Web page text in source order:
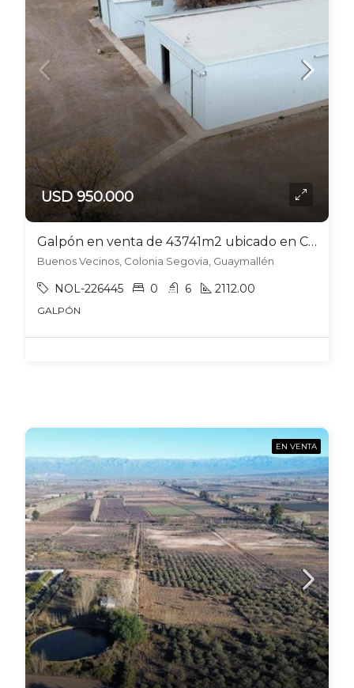
USD 950.000
Galpón en venta de 43741m2 ubicado en Colonia Segovia
Buenos Vecinos, Colonia Segovia, Guaymallén
NOL-226445 0 6 2112.00
GALPÓN
EN VENTA